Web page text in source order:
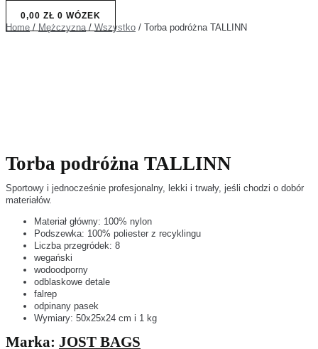
0,00 ZŁ 0 WÓZEK
Home / Mężczyzna / Wszystko / Torba podróżna TALLINN
Torba podróżna TALLINN
Sportowy i jednocześnie profesjonalny, lekki i trwały, jeśli chodzi o dobór
materiałów.
Materiał główny: 100% nylon
Podszewka: 100% poliester z recyklingu
Liczba przegródek: 8
wegański
wodoodporny
odblaskowe detale
falrep
odpinany pasek
Wymiary: 50x25x24 cm i 1 kg
Marka: JOST BAGS